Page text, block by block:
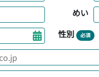
めい
性別 必須